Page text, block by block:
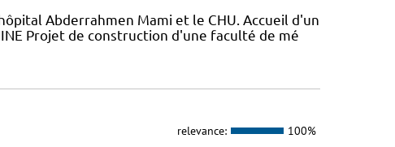
Abderrahmen Mami et le CHU. Accueil d'un
Projet de construction d'une faculté de mé
relevance: 100%